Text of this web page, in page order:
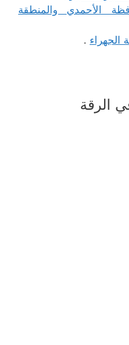
الأحمدي والمنطقة
.
الرقة